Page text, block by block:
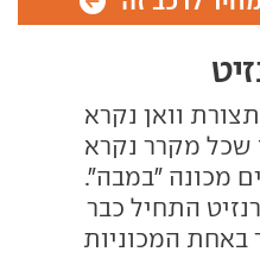
וואן נקרא
שכל מקרר נקרא
מכונה "במבה".
התחיל כבר
מדובר באחת המכוניות